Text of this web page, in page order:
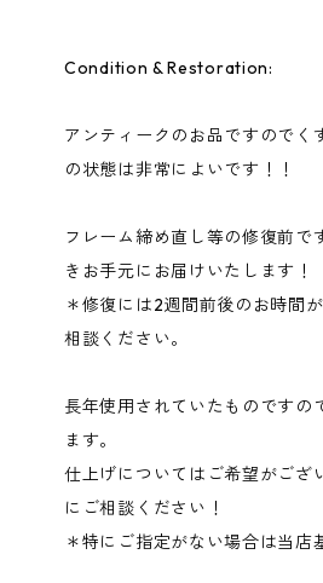
Condition & Restoration:
アンティークのお品ですのでく
の状態は非常によいです！！
フレーム締め直し等の修復前で
きお手元にお届けいたします！
＊修復には2週間前後のお時間
相談ください。
長年使用されていたものですの
ます。
仕上げについてはご希望がござ
にご相談ください！
＊特にご指定がない場合は当店